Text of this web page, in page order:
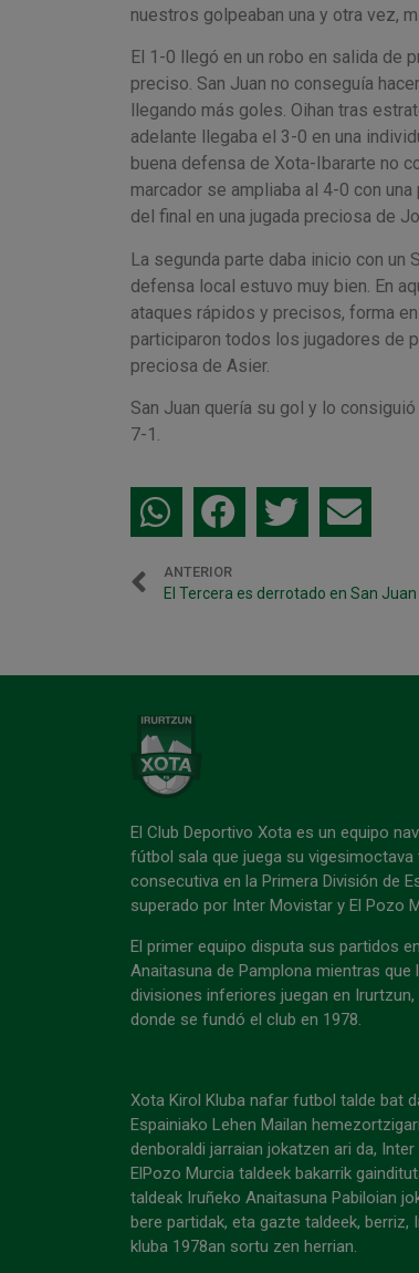
nuestros golpeaban una y otra vez,
El 1-0 llegó en un robo en salida de
preciso. San Juan no conseguía
llegando más goles. Oihan tras
adelante llegaba el 3-0 en una
buena defensa de Xota-Ibararte no
marcador se ampliaba al 4-0 con
del final en una jugada preciosa de
La segunda parte daba inicio con un
defensa local estuvo muy bien. En
ataques rápidos y precisos, forma
participaron todos los jugadores de
preciosa de Asier.
San Juan quería su gol y lo
7-1.
ANTERIOR
El Tercera es derrotado en San Juan
El Club Deportivo Xota es un equipo
fútbol sala que juega su vigesimoctava
consecutiva en la Primera División de
superado por Inter Movistar y El Pozo
El primer equipo disputa sus partidos
Anaitasuna de Pamplona mientras que
divisiones inferiores juegan en Irurtzun,
donde se fundó el club en 1978.
Xota Kirol Kluba nafar futbol talde bat
Espainiako Lehen Mailan
denboraldi jarraian jokatzen ari da,
ElPozo Murcia taldeek bakarrik
taldeak Iruñeko Anaitasuna Pabiloian
bere partidak, eta gazte taldeek, berriz,
kluba 1978an sortu zen herrian.